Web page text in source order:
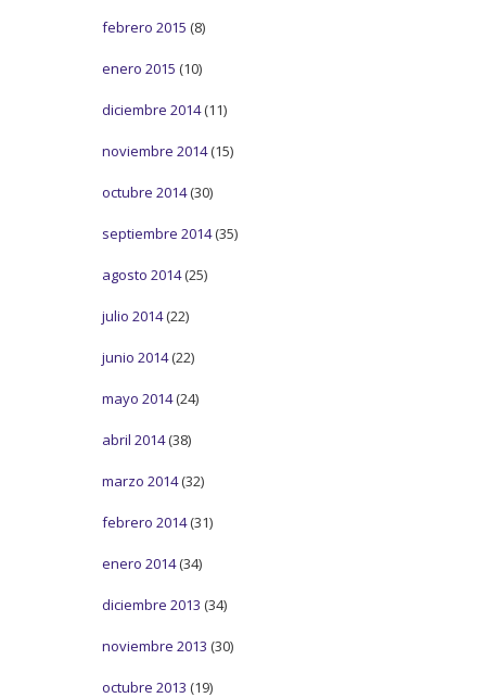
febrero 2015 (8)
enero 2015 (10)
diciembre 2014(11)
noviembre 2014(15)
octubre 2014(30)
septiembre 2014(35)
agosto 2014(25)
julio 2014(22)
junio 2014(22)
mayo 2014(24)
abril 2014(38)
marzo 2014(32)
febrero 2014(31)
enero 2014(34)
diciembre 2013 (34)
noviembre 2013 (30)
octubre 2013 (19)